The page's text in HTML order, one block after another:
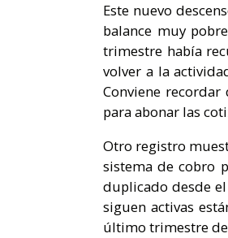
Este nuevo
balance muy
trimestre había
volver a la
Conviene
para abonar las
Otro registro
sistema de cobro
duplicado desde
siguen activas
último trimestre